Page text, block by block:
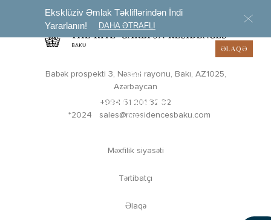
Eksklüziv Əmlak Təkliflərindən İndi
Yararlanın!
DAHA ƏTRAFLI
AZ ƏLAQƏ
Babək prospekti 3, Nəsimi rayonu, Bakı, AZ1025,
Azərbaycan
+994 51 201 32 32
*2024
sales@rcresidencesbaku.com
Məxfilik siyasəti
Tərtibatçı
Əlaqə